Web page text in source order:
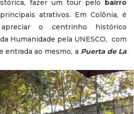
fazer um tour pelo bairro
atrativos. Em Colônia, é
o centrinho histórico
Humanidade pela UNESCO, com
entrada ao mesmo, a Puerta de La